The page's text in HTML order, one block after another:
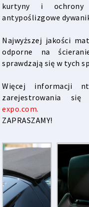
kurtyny i ochrony
antypoślizgowe
Najwyższej jakości
odporne na
sprawdzają się w tych
Więcej informacji
zarejestrowania
expo.com.
ZAPRASZAMY!